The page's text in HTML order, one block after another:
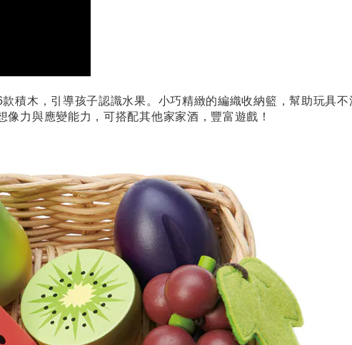
積木，引導孩子認識水果。小巧精緻的編織收納籃，幫助玩具
力與應變能力，可搭配其他家家酒，豐富遊戲！